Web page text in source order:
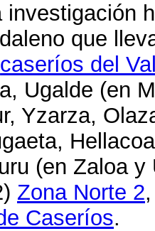
investigación
que
caseríos del
Ugalde (en
Yzarza,
(en Zaloa
Zona Norte 2
Caseríos.